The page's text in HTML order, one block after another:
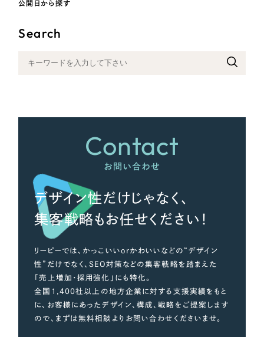
その他
公開日から探す
Search
Contact
お問い合わせ
デザイン性だけじゃなく、
集客戦略もお任せください！
リーピーでは、かっこいいorかわいいなどの“デザイン
性”だけでなく、SEO対策などの集客戦略を踏まえた
「売上増加・採用強化」にも特化。
全国1,400社以上の地方企業に対する支援実績をもと
に、お客様にあったデザイン、構成、戦略をご提案します
ので、まずは無料相談よりお問い合わせくださいませ。